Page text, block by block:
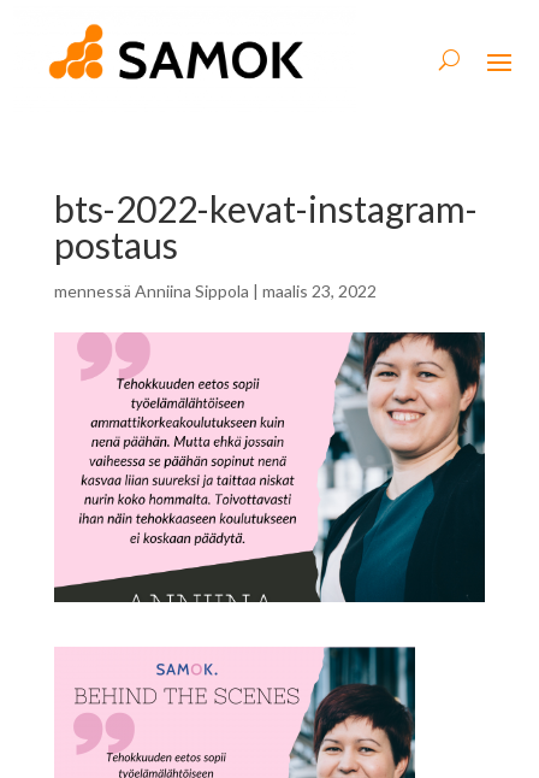
bts-2022-kevat-instagram-
postaus
mennessä Anniina Sippola | maalis 23, 2022